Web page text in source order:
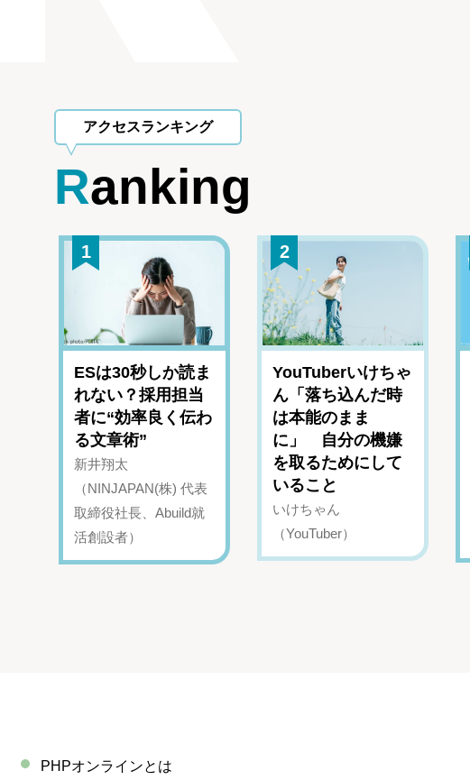
アクセスランキング
Ranking
1
ESは30秒しか読ま
れない？採用担当
者に“効率良く伝わ
る文章術”
新井翔太
（NINJAPAN(株) 代表
取締役社長、Abuild就
活創設者）
2
YouTuberいけちゃ
ん「落ち込んだ時
は本能のまま
に」 自分の機嫌
を取るためにして
いること
いけちゃん
（YouTuber）
PHPオンラインとは